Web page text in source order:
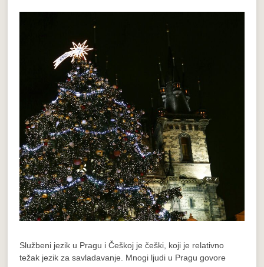
Službeni jezik u Pragu i Češkoj je češki, koji je relativno
težak jezik za savladavanje. Mnogi ljudi u Pragu govore